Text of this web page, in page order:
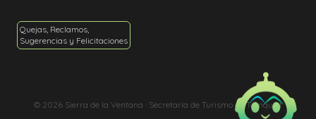
Quejas, Reclamos,
Sugerencias y Felicitaciones
© 2026 Sierra de la Ventana · Secretaría de Turismo de Tornquist